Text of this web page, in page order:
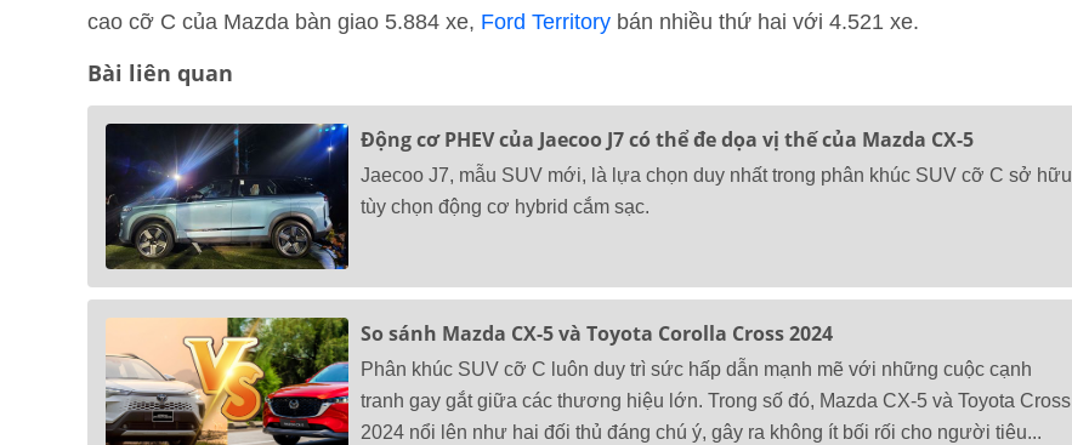
cao cỡ C của Mazda bàn giao 5.884 xe, Ford Territory bán nhiều thứ hai với 4.521 xe.
Bài liên quan
Động cơ PHEV của Jaecoo J7 có thể đe dọa vị thế của Mazda CX-5
Jaecoo J7, mẫu SUV mới, là lựa chọn duy nhất trong phân khúc SUV cỡ C sở hữu
tùy chọn động cơ hybrid cắm sạc.
So sánh Mazda CX-5 và Toyota Corolla Cross 2024
Phân khúc SUV cỡ C luôn duy trì sức hấp dẫn mạnh mẽ với những cuộc cạnh
tranh gay gắt giữa các thương hiệu lớn. Trong số đó, Mazda CX-5 và Toyota Cross
2024 nổi lên như hai đối thủ đáng chú ý, gây ra không ít bối rối cho người tiêu...